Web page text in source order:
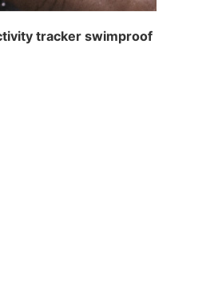
tracker swimproof